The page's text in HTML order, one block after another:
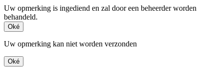
Uw opmerking is ingediend en zal door een beheerder worden
behandeld.
Oké
Uw opmerking kan niet worden verzonden
Oké